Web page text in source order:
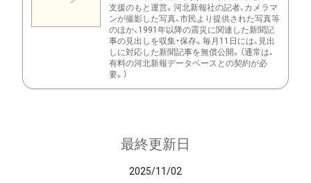
支援のもと運営。河北新報社の記者、カメラマ
ンが撮影した写真、市民より提供された写真等
のほか、1991年以降の震災に関連した新聞記
事の見出しを収集・保存。毎月11日には、見出
しに対応した新聞記事を無償公開。（通常は、
有料の河北新報データベースとの契約が必
要。）
最終更新日
2025/11/02